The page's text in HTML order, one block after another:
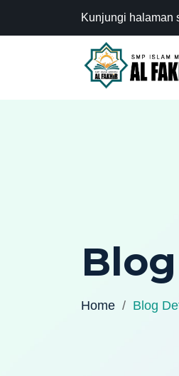
Kunjungi halaman
Home Blog